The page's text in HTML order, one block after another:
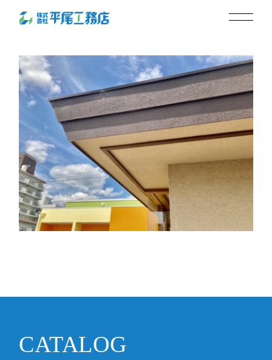
IMG_0039
CATALOG